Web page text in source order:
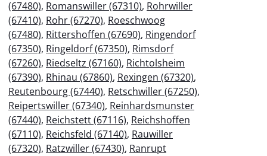
(67480), Romanswiller (67310), Rohrwiller
(67410), Rohr (67270), Roeschwoog
(67480), Rittershoffen (67690), Ringendorf
(67350), Ringeldorf (67350), Rimsdorf
(67260), Riedseltz (67160), Richtolsheim
(67390), Rhinau (67860), Rexingen (67320),
Reutenbourg (67440), Retschwiller (67250),
Reipertswiller (67340), Reinhardsmunster
(67440), Reichstett (67116), Reichshoffen
(67110), Reichsfeld (67140), Rauwiller
(67320), Ratzwiller (67430), Ranrupt